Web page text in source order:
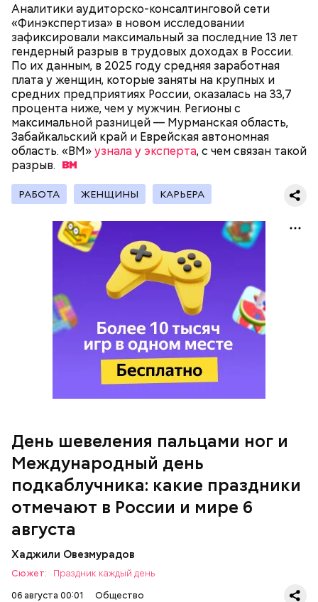
Аналитики аудиторско-консалтинговой сети
«Финэкспертиза» в новом исследовании
зафиксировали максимальный за последние 13 лет
гендерный разрыв в трудовых доходах в России.
По их данным, в 2025 году средняя заработная
плата у женщин, которые заняты на крупных и
средних предприятиях России, оказалась на 33,7
процента ниже, чем у мужчин. Регионы с
максимальной разницей — Мурманская область,
Забайкальский край и Еврейская автономная
область. «ВМ»узнала у эксперта, с чем связан такой
разрыв.
РАБОТА ЖЕНЩИНЫ КАРЬЕРА
День шевеления пальцами ног и
Международный день
подкаблучника: какие праздники
отмечают в России и мире 6
августа
Хаджили Овезмурадов
Сюжет:
Праздник каждый день
06 августа 00:01
Общество
Международный день подкаблучника — это
шутливый праздник, призванный подчеркнуть, что
гармония в отношениях важнее формального
главенства в паре. Потому в этот день муж и жена
обмениваются своими ролям, и мужчина выполняет
«женскую» работу (готовит, стирает и убирает), а
женщина — «мужскую» (чинит технику, забивает
гвозди и так далее).
Однако диетолог предупредила: не для всех дыня
может быть полезна. В первую очередь ее стоит
с сахарным диабетом;
лишним весом.
увлекаться, так же как и арбузами, людям с
сахарным диабетом и лишним весом, —
подчеркнула доктор.
Вовсю идет и сезон черешни. «Вечерняя Москва»
узнала у врача — эндокринолога-диетолога
Натальи Лазуренко,как правильно есть эту ягоду
пользой для здоровья.